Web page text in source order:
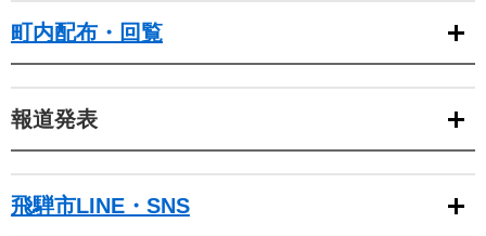
町内配布・回覧
報道発表
飛騨市LINE・SNS